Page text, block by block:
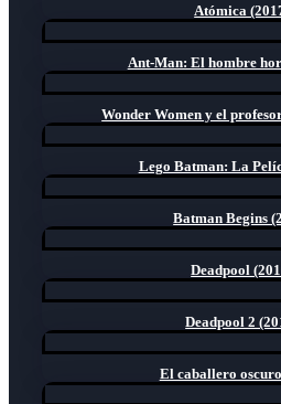
Atómica
Ant-Man: El hombre
Wonder Women y el
Lego Batman: La
Batman Begins
Deadpool
Deadpool 2
El caballero